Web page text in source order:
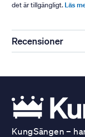
det är tillgängligt. Läs
Recensioner
KungSängen –